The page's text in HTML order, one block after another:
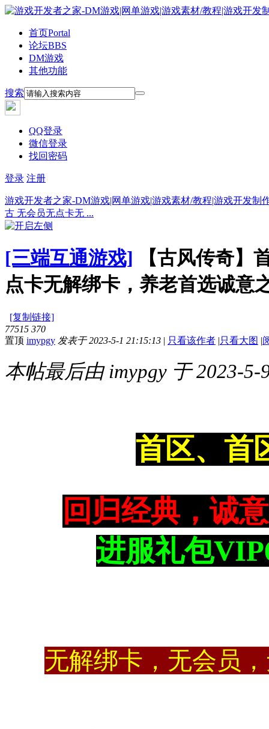
首页Portal
论坛BBS
DM游戏
其他功能
搜索
QQ登录
微信登录
找回密码
登录 注册
游戏开发者之家-DM游戏|网单游戏|游戏素材/教程|游戏开发制
古 无会员无点卡无 ...
[三端互通游戏]
【古风传奇】
点卡无解绑卡，养老首选诚意
[复制链接]
77515 370
置顶 imypgy 发表于 2023-5-1 21:15:13 | 只看该作者 |只看大图 |
本帖最后由 imypgy 于 2023-5-
首区、首
回归经典，诚
进服礼包
无解绑卡，无会员